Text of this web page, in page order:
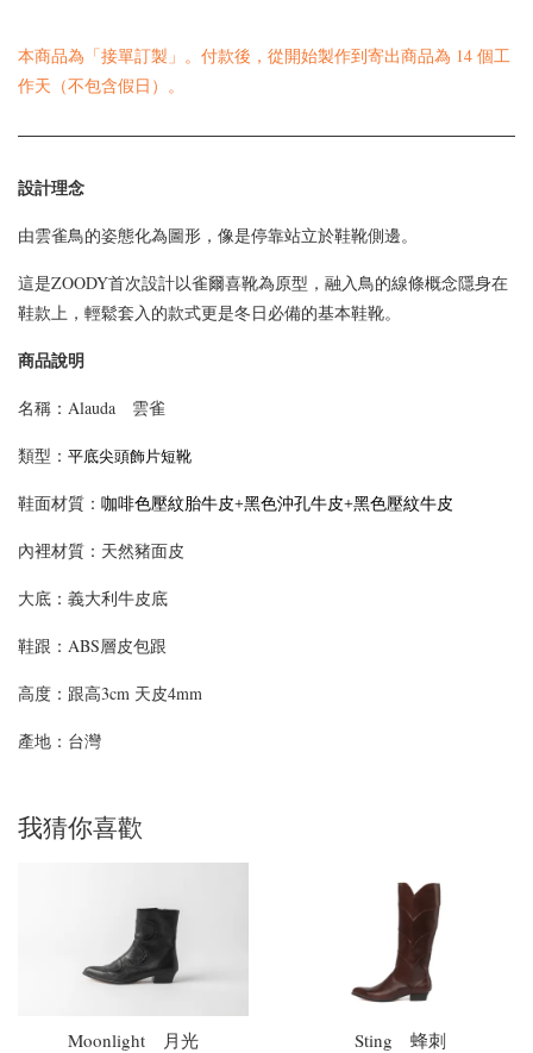
本商品為「接單訂製」。付款後，從開始製作到寄出商品為 14 個工
作天（不包含假日）。
設計理念
由雲雀鳥的姿態化為圖形，像是停靠站立於鞋靴側邊。
這是ZOODY首次設計以雀爾喜靴為原型，融入鳥的線條概念隱身在
鞋款上，輕鬆套入的款式更是冬日必備的基本鞋靴。
商品說明
名稱：Alauda 雲雀
類型： 平底尖頭飾片短靴
鞋面材質： 咖啡色壓紋胎牛皮+黑色沖孔牛皮+黑色壓紋牛皮
內裡材質：天然豬面皮
大底：義大利牛皮底
鞋跟：ABS層皮包跟
高度：跟高3cm 天皮4mm
產地：台灣
我猜你喜歡
Moonlight 月光 Sting 蜂刺